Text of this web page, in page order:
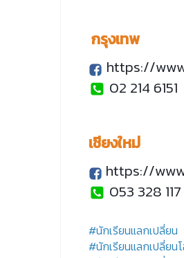
กรุงเทพ
https://
02 214 6151
เชียงใหม่
https://
053 328 117
#นักเรียนแลกเปลี่ยน
#นักเรียนแลกเปลี่ยน